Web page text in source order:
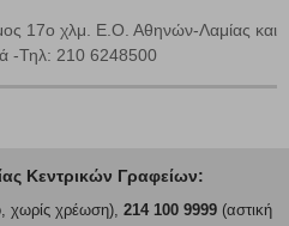
17ο χλμ. Ε.Ο. Αθηνών-Λαμίας και
-Τηλ: 210 6248500
Κεντρικών Γραφείων:
χωρίς χρέωση), 214 100 9999(αστική